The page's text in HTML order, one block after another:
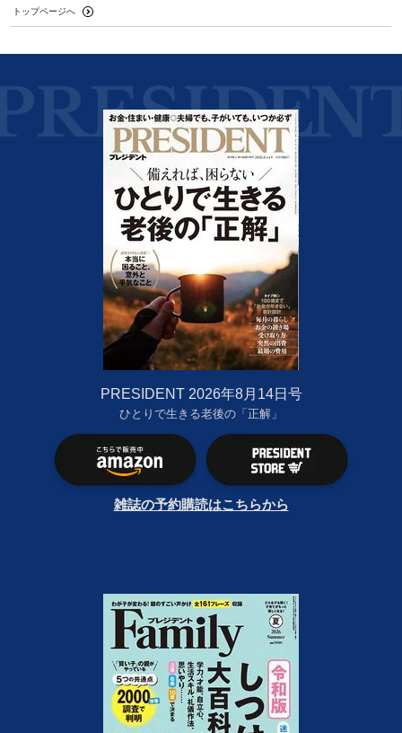
トップページへ
PRESIDENT 2026年8月14日号
ひとりで生きる老後の「正解」
雑誌の予約購読はこちらから